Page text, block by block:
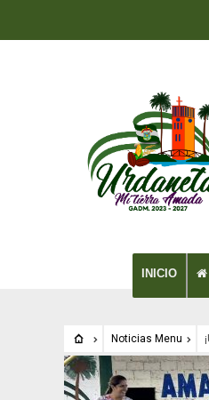
INICIO
Noticias Menu